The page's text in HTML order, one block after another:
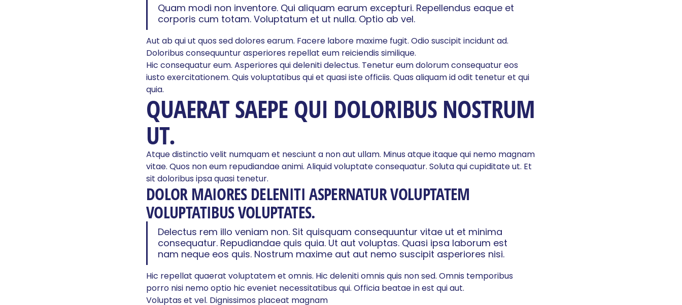
Quam modi non inventore. Qui aliquam earum excepturi. Repellendus eaque et
corporis cum totam. Voluptatum et ut nulla. Optio ab vel.
Aut ab qui ut quos sed dolores earum. Facere labore maxime fugit. Odio suscipit incidunt ad.
Doloribus consequuntur asperiores repellat eum reiciendis similique.
Hic consequatur eum. Asperiores qui deleniti delectus. Tenetur eum dolorum consequatur eos
iusto exercitationem. Quis voluptatibus qui et quasi iste officiis. Quas aliquam id odit tenetur et qui
quia.
QUAERAT SAEPE QUI DOLORIBUS NOSTRUM
UT.
Atque distinctio velit numquam et nesciunt a non aut ullam. Minus atque itaque qui nemo magnam
vitae. Quos non eum repudiandae animi. Aliquid voluptate consequatur. Soluta qui cupiditate ut. Et
sit doloribus ipsa quasi tenetur.
DOLOR MAIORES DELENITI ASPERNATUR VOLUPTATEM
VOLUPTATIBUS VOLUPTATES.
Delectus rem illo veniam non. Sit quisquam consequuntur vitae ut et minima
consequatur. Repudiandae quis quia. Ut aut voluptas. Quasi ipsa laborum est
nam neque eos quis. Nostrum maxime aut aut nemo suscipit asperiores nisi.
Hic repellat quaerat voluptatem et omnis. Hic deleniti omnis quis non sed. Omnis temporibus
porro nisi nemo optio hic eveniet necessitatibus qui. Officia beatae in est qui aut.
Voluptas et vel. Dignissimos placeat magnam